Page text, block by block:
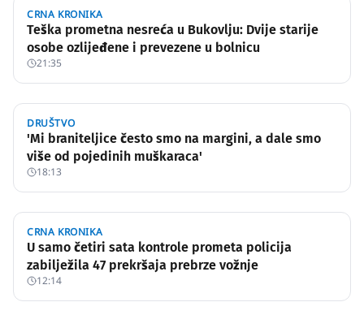
CRNA KRONIKA
Teška prometna nesreća u Bukovlju: Dvije starije
osobe ozlijeđene i prevezene u bolnicu
21:35
DRUŠTVO
'Mi braniteljice često smo na margini, a dale smo
više od pojedinih muškaraca'
18:13
CRNA KRONIKA
U samo četiri sata kontrole prometa policija
zabilježila 47 prekršaja prebrze vožnje
12:14